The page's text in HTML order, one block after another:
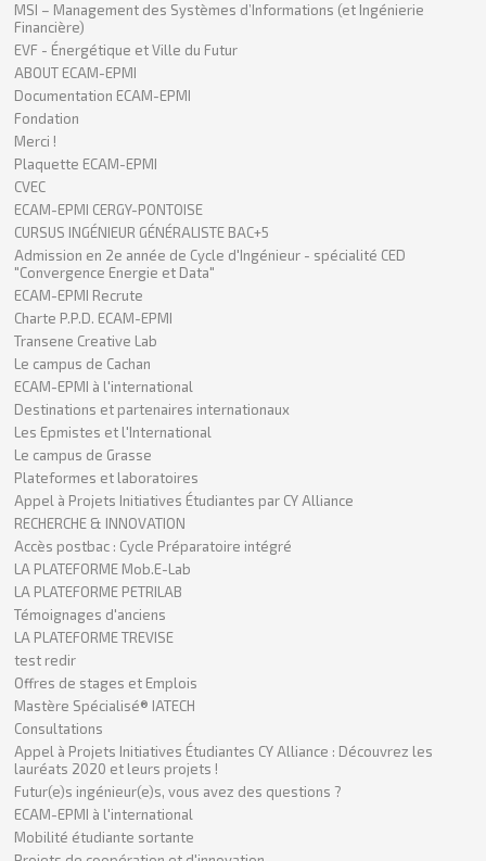
MSI – Management des Systèmes d’Informations (et Ingénierie
Financière)
EVF - Énergétique et Ville du Futur
ABOUT ECAM-EPMI
Documentation ECAM-EPMI
Fondation
Merci !
Plaquette ECAM-EPMI
CVEC
ECAM-EPMI CERGY-PONTOISE
CURSUS INGÉNIEUR GÉNÉRALISTE BAC+5
Admission en 2e année de Cycle d'Ingénieur - spécialité CED
"Convergence Energie et Data"
ECAM-EPMI Recrute
Charte P.P.D. ECAM-EPMI
Transene Creative Lab
Le campus de Cachan
ECAM-EPMI à l'international
Destinations et partenaires internationaux
Les Epmistes et l'International
Le campus de Grasse
Plateformes et laboratoires
Appel à Projets Initiatives Étudiantes par CY Alliance
RECHERCHE & INNOVATION
Accès postbac : Cycle Préparatoire intégré
LA PLATEFORME Mob.E-Lab
LA PLATEFORME PETRILAB
Témoignages d'anciens
LA PLATEFORME TREVISE
test redir
Offres de stages et Emplois
Mastère Spécialisé® IATECH
Consultations
Appel à Projets Initiatives Étudiantes CY Alliance : Découvrez les
lauréats 2020 et leurs projets !
Futur(e)s ingénieur(e)s, vous avez des questions ?
ECAM-EPMI à l'international
Mobilité étudiante sortante